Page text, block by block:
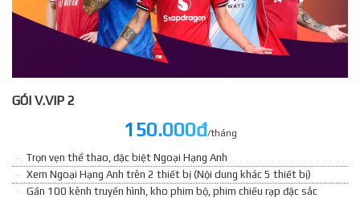
GÓI V.VIP 2
150.000đ/tháng
Trọn vẹn thể thao, đặc biệt Ngoại Hạng Anh
Xem Ngoại Hạng Anh trên 2 thiết bị (Nội dung khác 5 thiết bị)
Gần 100 kênh truyền hình, kho phim bộ, phim chiếu rạp đặc sắc